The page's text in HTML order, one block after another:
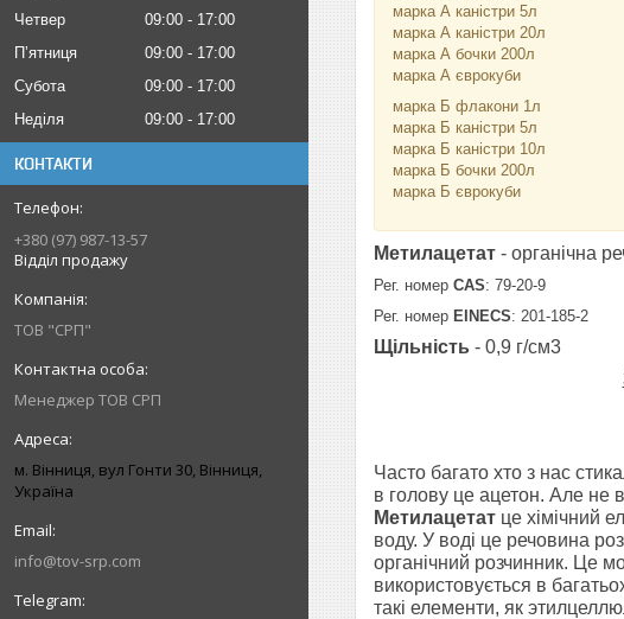
Четвер
09:00
17:00
Пʼятниця
09:00
17:00
Субота
09:00
17:00
Неділя
09:00 17:00
КОНТАКТИ
+380 (97) 987-13-57
Відділ продажу
ТОВ "СРП"
Менеджер ТОВ СРП
м. Вінниця, вул Гонти 30, Вінниця,
Україна
info@tov-srp.com
марка А каністри 5л
марка А каністри 20л
марка А бочки 200л
марка А єврокуби
марка Б флакони 1л
марка Б каністри 5л
марка Б каністри 10л
марка Б бочки 200л
марка Б єврокуби
Метилацетат - органічна
Рег. номер CAS: 79-20-9
Рег. номер EINECS: 201-185-2
Щільність - 0,9 г/см3
Часто багато хто з нас
в голову це ацетон. Але не
Метилацетат це хімічний
воду. У воді це речовина
органічний розчинник. Це
використовується в
такі елементи, як